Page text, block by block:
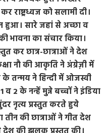
राष्ट्रध्वज को सलामी दी।
हुआ। सारे जहां से अच्छा व
की भावना का संचार किया।
कर छात्र-छात्राओं ने देश
नौ की आकृति ने अंग्रेज़ी में
के तन्मय ने हिन्दी में ओजस्वी
व 2 के नन्हें मुन्ने बच्चों ने इंडिया
नृत्य प्रस्तुत करते हुये
तीन की छात्राओं ने गीत देश